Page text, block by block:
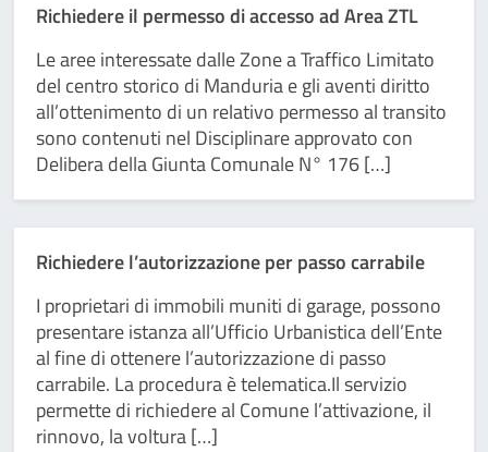
Richiedere il permesso di accesso ad Area ZTL
Le aree interessate dalle Zone a Traffico Limitato
del centro storico di Manduria e gli aventi diritto
all’ottenimento di un relativo permesso al transito
sono contenuti nel Disciplinare approvato con
Delibera della Giunta Comunale N° 176 […]
Richiedere l’autorizzazione per passo carrabile
I proprietari di immobili muniti di garage, possono
presentare istanza all’Ufficio Urbanistica dell’Ente
al fine di ottenere l’autorizzazione di passo
carrabile. La procedura è telematica.Il servizio
permette di richiedere al Comune l’attivazione, il
rinnovo, la voltura […]